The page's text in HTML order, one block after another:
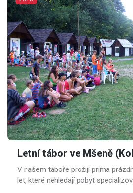
Letní tábor ve Mšeně
V našem táboře prožijí prima
let, které nehledají pobyt